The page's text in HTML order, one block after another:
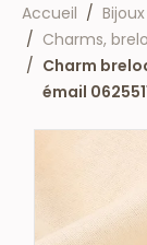
Accueil
Charms,
Charm
émail